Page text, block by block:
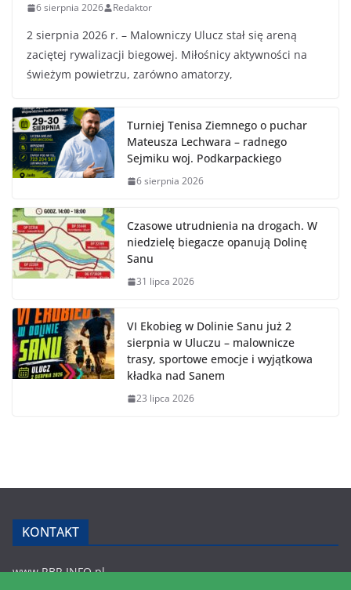
6 sierpnia 2026 Redaktor
2 sierpnia 2026 r. – Malowniczy Ulucz stał się areną
zaciętej rywalizacji biegowej. Miłośnicy aktywności na
świeżym powietrzu, zarówno amatorzy,
Turniej Tenisa Ziemnego o puchar
Mateusza Lechwara – radnego
Sejmiku woj. Podkarpackiego
6 sierpnia 2026
Czasowe utrudnienia na drogach. W
niedzielę biegacze opanują Dolinę
Sanu
31 lipca 2026
VI Ekobieg w Dolinie Sanu już 2
sierpnia w Uluczu – malownicze
trasy, sportowe emocje i wyjątkowa
kładka nad Sanem
23 lipca 2026
KONTAKT
www.RBR.INFO.pl